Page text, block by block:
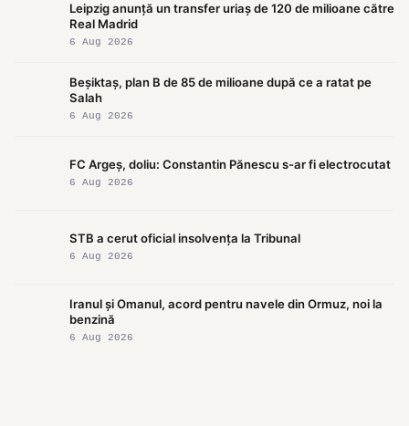
Leipzig anunță un transfer uriaș de 120 de milioane către
Real Madrid
6 Aug 2026
Beșiktaș, plan B de 85 de milioane după ce a ratat pe
Salah
6 Aug 2026
FC Argeș, doliu: Constantin Pănescu s-ar fi electrocutat
6 Aug 2026
STB a cerut oficial insolvența la Tribunal
6 Aug 2026
Iranul și Omanul, acord pentru navele din Ormuz, noi la
benzină
6 Aug 2026